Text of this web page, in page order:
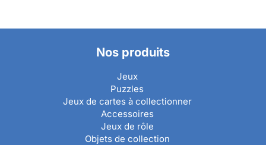
Nos produits
Jeux
Puzzles
Jeux de cartes à collectionner
Accessoires
Jeux de rôle
Objets de collection